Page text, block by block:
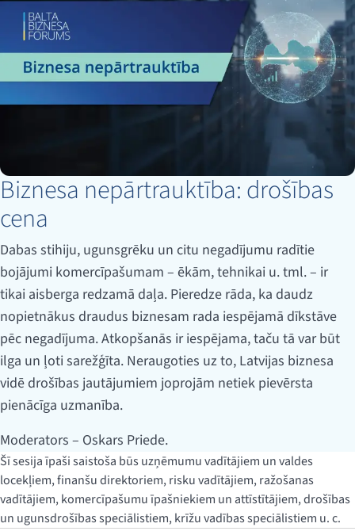
Biznesa nepārtrauktība: drošības
cena
Dabas stihiju, ugunsgrēku un citu negadījumu radītie
bojājumi komercīpašumam – ēkām, tehnikai u. tml. – ir
tikai aisberga redzamā daļa. Pieredze rāda, ka daudz
nopietnākus draudus biznesam rada iespējamā dīkstāve
pēc negadījuma. Atkopšanās ir iespējama, taču tā var būt
ilga un ļoti sarežģīta. Neraugoties uz to, Latvijas biznesa
vidē drošības jautājumiem joprojām netiek pievērsta
pienācīga uzmanība.
Moderators – Oskars Priede.
Šī sesija īpaši saistoša būs uzņēmumu vadītājiem un valdes
locekļiem, finanšu direktoriem, risku vadītājiem, ražošanas
vadītājiem, komercīpašumu īpašniekiem un attīstītājiem, drošības
un ugunsdrošības speciālistiem, krīžu vadības speciālistiem u. c.